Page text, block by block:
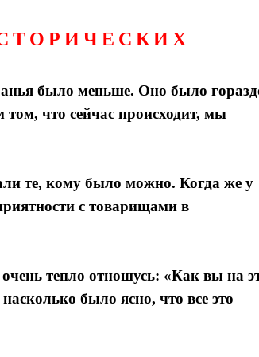
было меньше. Оно было
что сейчас происходит, мы
те, кому было можно. Когда же у
с товарищами в
тепло отношусь: «Как вы на
было ясно, что все это